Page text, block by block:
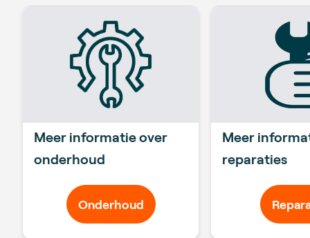
Meer informatie over
onderhoud
Onderhoud
Meer
reparaties